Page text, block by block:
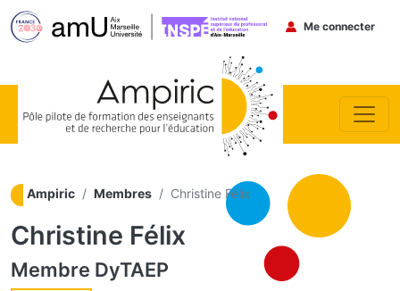
Menu du
Me connecter
Ampiric Membres Christine Félix
Christine Félix
Membre DyTAEP